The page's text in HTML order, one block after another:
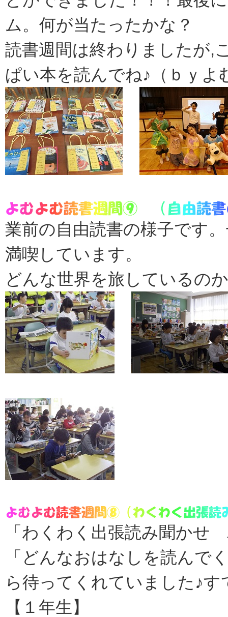
ム。何が当たったかな？
読書週間は終わりましたが,
ぱい本を読んでね♪（ｂｙよ
業前の自由読書の様子です
満喫しています。
どんな世界を旅しているの
「わくわく出張読み聞か
「どんなおはなしを読んで
ら待ってくれていました♪
【１年生】